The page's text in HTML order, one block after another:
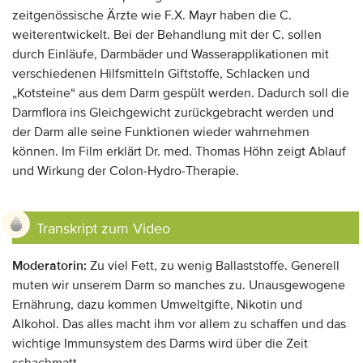
zeitgenössische Ärzte wie F.X. Mayr haben die C.
weiterentwickelt. Bei der Behandlung mit der C. sollen
durch Einläufe, Darmbäder und Wasserapplikationen mit
verschiedenen Hilfsmitteln Giftstoffe, Schlacken und
„Kotsteine“ aus dem Darm gespült werden. Dadurch soll die
Darmflora ins Gleichgewicht zurückgebracht werden und
der Darm alle seine Funktionen wieder wahrnehmen
können. Im Film erklärt Dr. med. Thomas Höhn zeigt Ablauf
und Wirkung der Colon-Hydro-Therapie.
Anzeige:Transkript zum Video
Moderatorin: Zu viel Fett, zu wenig Ballaststoffe. Generell
muten wir unserem Darm so manches zu. Unausgewogene
Ernährung, dazu kommen Umweltgifte, Nikotin und
Alkohol. Das alles macht ihm vor allem zu schaffen und das
wichtige Immunsystem des Darms wird über die Zeit